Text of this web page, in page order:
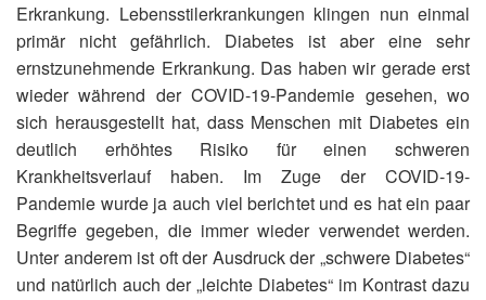
Erkrankung. Lebensstilerkrankungen klingen nun einmal
primär nicht gefährlich. Diabetes ist aber eine sehr
ernstzunehmende Erkrankung. Das haben wir gerade erst
wieder während der COVID-19-Pandemie gesehen, wo
sich herausgestellt hat, dass Menschen mit Diabetes ein
deutlich erhöhtes Risiko für einen schweren
Krankheitsverlauf haben. Im Zuge der COVID-19-
Pandemie wurde ja auch viel berichtet und es hat ein paar
Begriffe gegeben, die immer wieder verwendet werden.
Unter anderem ist oft der Ausdruck der „schwere Diabetes“
und natürlich auch der „leichte Diabetes“ im Kontrast dazu